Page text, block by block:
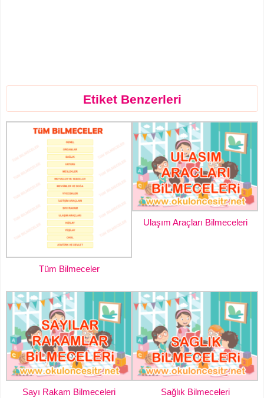
Etiket Benzerleri
Tüm Bilmeceler
Ulaşım Araçları Bilmeceleri
Sayı Rakam Bilmeceleri Sağlık Bilmeceleri